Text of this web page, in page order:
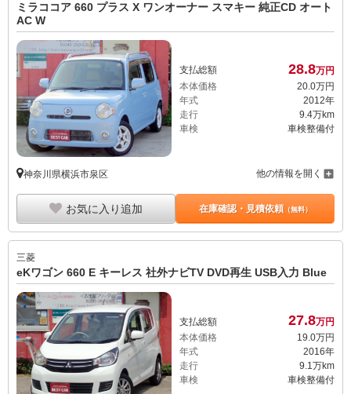
ミラココア 660 プラス X ワンオーナー スマキー 純正CD オート
AC W
支払総額 28.8万円
本体価格
20. 0万円
年式
2012年
走行
9.4万km
車検
車検整備付
神奈川県横浜市泉区 他の情報を開く
お気に入り追加 在庫確認・見積依頼（無料）
三菱
eKワゴン 660 E キーレス 社外ナビTV DVD再生 USB入力 Blue
支払総額 27.8万円
本体価格
19.0万円
年式
2016年
走行
9.1万km
車検
車検整備付